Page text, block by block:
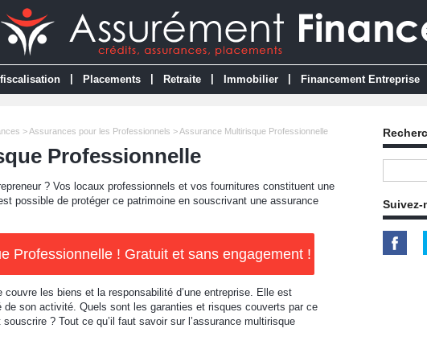
Placements Retraite Immobilier Financement Entreprise
>Assurances pour les Professionnels > Assurance Multirisque Professionnelle
Professionnelle
? Vos locaux professionnels et vos fournitures constituent une
possible de protéger ce patrimoine en souscrivant une assurance
Professionnelle ! Gratuit et sans engagement !
couvre les biens et la responsabilité d’une entreprise. Elle est
de son activité. Quels sont les garanties et risques couverts par ce
? Tout ce qu’il faut savoir sur l’assurance multirisque
Suivez-